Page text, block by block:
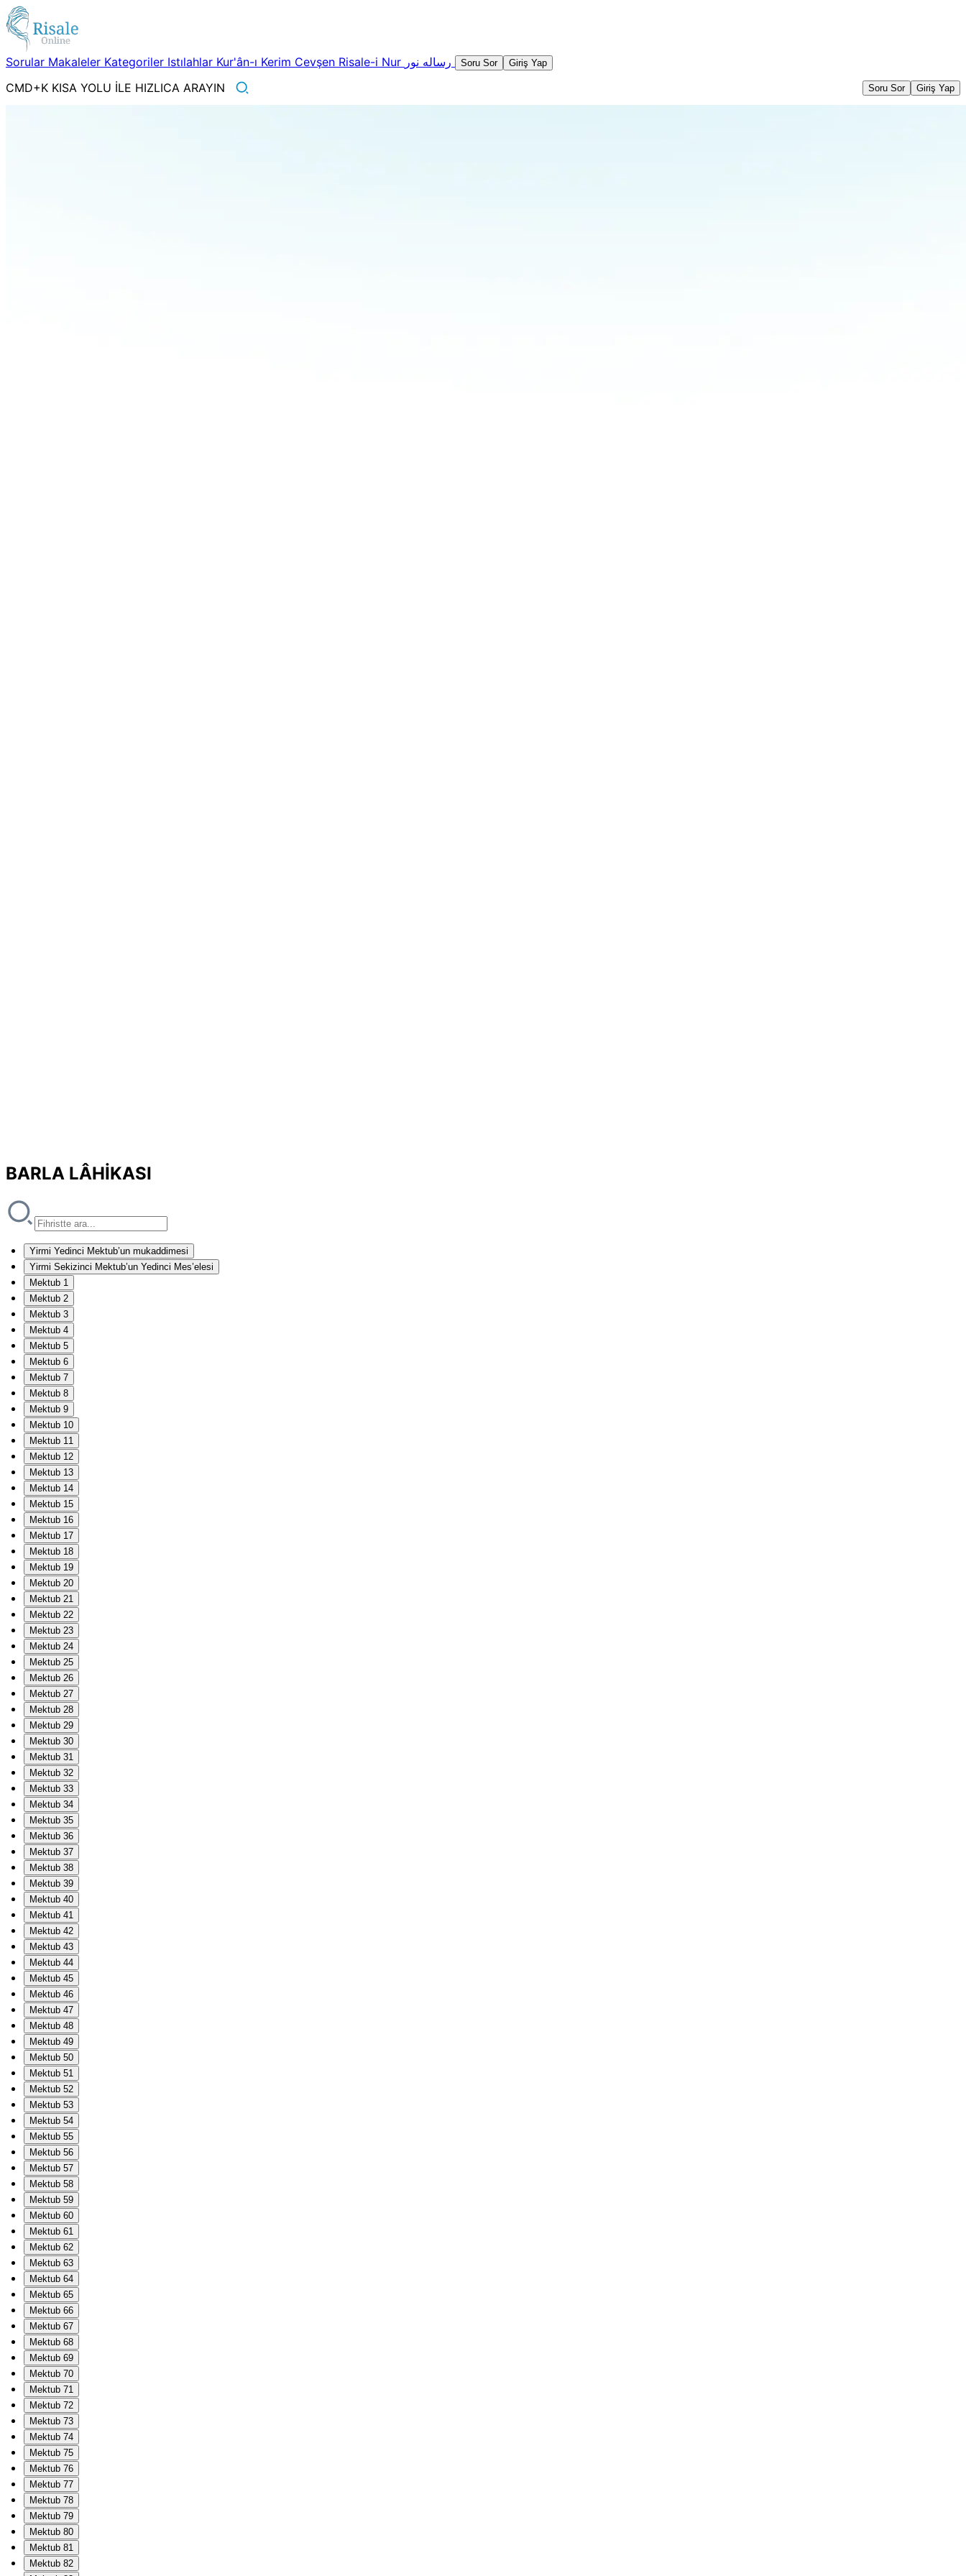
Sorular Makaleler Kategoriler Istılahlar Kur'ân-ı Kerim Cevşen Risale-i Nur Soru Sor Giriş Yap
CMD+K KISA YOLU İLE HIZLICA ARAYIN Soru Sor Giriş Yap
BARLA LÂHİKASI
Yirmi Yedinci Mektub’un mukaddimesi
Yirmi Sekizinci Mektub’un Yedinci Mes’elesi
Mektub 1
Mektub 2
Mektub 3
Mektub 4
Mektub 5
Mektub 6
Mektub 7
Mektub 8
Mektub 9
Mektub 10
Mektub 11
Mektub 12
Mektub 13
Mektub 14
Mektub 15
Mektub 16
Mektub 17
Mektub 18
Mektub 19
Mektub 20
Mektub 21
Mektub 22
Mektub 23
Mektub 24
Mektub 25
Mektub 26
Mektub 27
Mektub 28
Mektub 29
Mektub 30
Mektub 31
Mektub 32
Mektub 33
Mektub 34
Mektub 35
Mektub 36
Mektub 37
Mektub 38
Mektub 39
Mektub 40
Mektub 41
Mektub 42
Mektub 43
Mektub 44
Mektub 45
Mektub 46
Mektub 47
Mektub 48
Mektub 49
Mektub 50
Mektub 51
Mektub 52
Mektub 53
Mektub 54
Mektub 55
Mektub 56
Mektub 57
Mektub 58
Mektub 59
Mektub 60
Mektub 61
Mektub 62
Mektub 63
Mektub 64
Mektub 65
Mektub 66
Mektub 67
Mektub 68
Mektub 69
Mektub 70
Mektub 71
Mektub 72
Mektub 73
Mektub 74
Mektub 75
Mektub 76
Mektub 77
Mektub 78
Mektub 79
Mektub 80
Mektub 81
Mektub 82